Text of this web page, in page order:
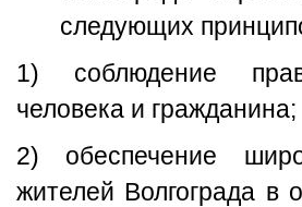
следующих
1) соблюдение
человека и гражданина;
2) обеспечение
жителей Волгограда в